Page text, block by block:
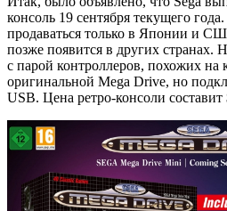
консоль 19 сентября текущего
продаваться только в Японии и
позже появится в других странах.
с парой контроллеров, похожих на
оригинальной Mega Drive, но
USB. Цена ретро-консоли составит